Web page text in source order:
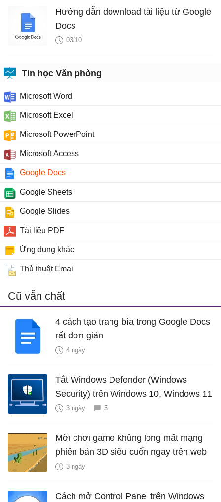
Hướng dẫn download tài liệu từ Google
Docs
03/10
Tin học Văn phòng
Microsoft Word
Microsoft Excel
Microsoft PowerPoint
Microsoft Access
Google Docs
Google Sheets
Google Slides
Tài liệu PDF
Ứng dụng khác
Thủ thuật Email
Cũ vẫn chất
4 cách tạo trang bìa trong Google Docs
rất đơn giản
4 ngày
Tắt Windows Defender (Windows
Security) trên Windows 10, Windows 11
3 ngày 5
Mời chơi game khủng long mất mạng
phiên bản 3D siêu cuốn ngay trên web
3 ngày
Cách mở Control Panel trên Windows